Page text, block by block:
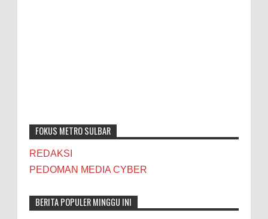
FOKUS METRO SULBAR
REDAKSI
PEDOMAN MEDIA CYBER
BERITA POPULER MINGGU INI